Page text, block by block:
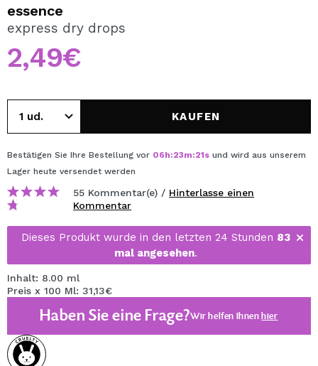
REGISTRIEREN
Durch die Erstellung eines Kontos bei Maquillalia.de
können Sie Ihre Einkäufe schnell tätigen, den Status Ihrer
essence
express dry drops
2,49€
KAUFEN
Bestätigen Sie Ihre Bestellung vor 06h:23m:21s und wird aus unserem
Lager heute versendet werden
55 Kommentar(e) / Hinterlasse einen
Kommentar
Dieses Produkt wurde in den letzten 24 Stunden 83
mal angesehen.
Inhalt: 8.00 ml
Preis x 100 Ml: 31,13€
Haben Sie eine Frage?Wir helfen Ihnenhier